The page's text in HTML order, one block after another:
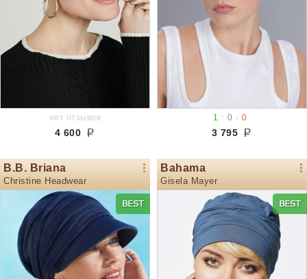
нет отзывов
4 600
1 ↑0 ↓0
3 795
B.B. Briana
Christine Headwear
Bahama
Gisela Mayer